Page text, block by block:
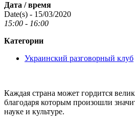
Дата / время
Date(s) - 15/03/2020
15:00 - 16:00
Категории
Украинский разговорный клуб
Каждая страна может гордится
благодаря которым произошли
науке и культуре.